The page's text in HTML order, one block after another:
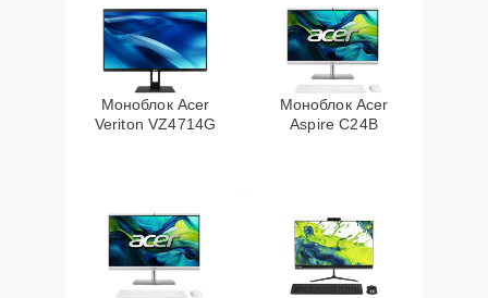
Моноблок Acer
Veriton VZ4714G
Моноблок Acer
Aspire C24B